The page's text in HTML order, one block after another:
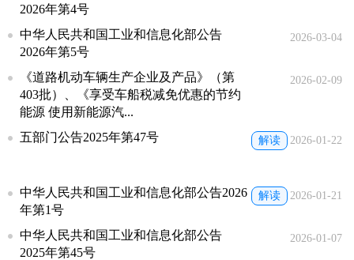
2026年第4号
中华人民共和国工业和信息化部公告
2026年第5号
2026-03-04
《道路机动车辆生产企业及产品》（第
403批）、《享受车船税减免优惠的节约
能源 使用新能源汽...
2026-02-09
五部门公告2025年第47号 解读 2026-01-22
中华人民共和国工业和信息化部公告2026
年第1号
解读 2026-01-21
中华人民共和国工业和信息化部公告
2025年第45号
2026-01-07